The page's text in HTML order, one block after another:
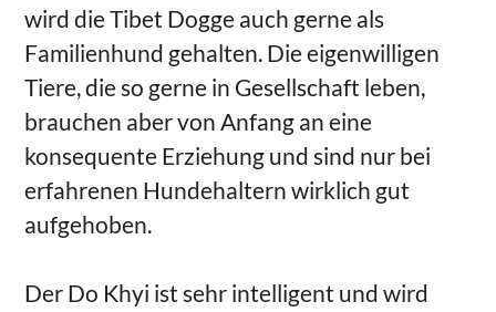
wird die Tibet Dogge auch gerne als
Familienhund gehalten. Die eigenwilligen
Tiere, die so gerne in Gesellschaft leben,
brauchen aber von Anfang an eine
konsequente Erziehung und sind nur bei
erfahrenen Hundehaltern wirklich gut
aufgehoben.
Der Do Khyi ist sehr intelligent und wird